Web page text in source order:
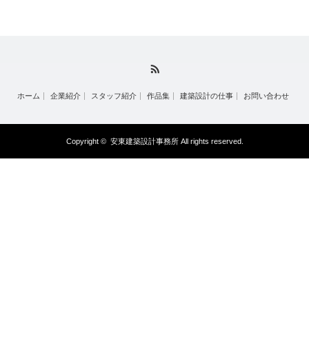
ホーム 企業紹介 スタッフ紹介 作品集 建築設計の仕事 お問い合わせ
Copyright © 安東建築設計事務所All rights reserved.